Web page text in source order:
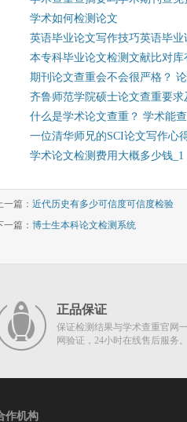
学术如何检测论文
英语毕业论文写作技巧英语毕
本专科毕业论文检测文献比对库
期刊论文查重会不会很严格？
齐鲁师范学院硕士论文查重要
什么是学术论文查重？ 学术能
一位清华师兄的SCI论文写作心
学术论文检测费用大概多少钱_1
一篇： 近代历史有多少可信度可信度检验
一篇： 博士生本科论文检测系统
正品保证
保证检测结果与学术查重官网
网验证，24小时在线售后服务。
作机构